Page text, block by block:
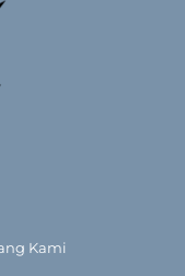
Kami